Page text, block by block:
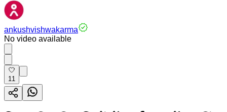
ankushvishwakarma
No video available
11